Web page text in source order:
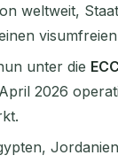
weltweit,
unter die
2026